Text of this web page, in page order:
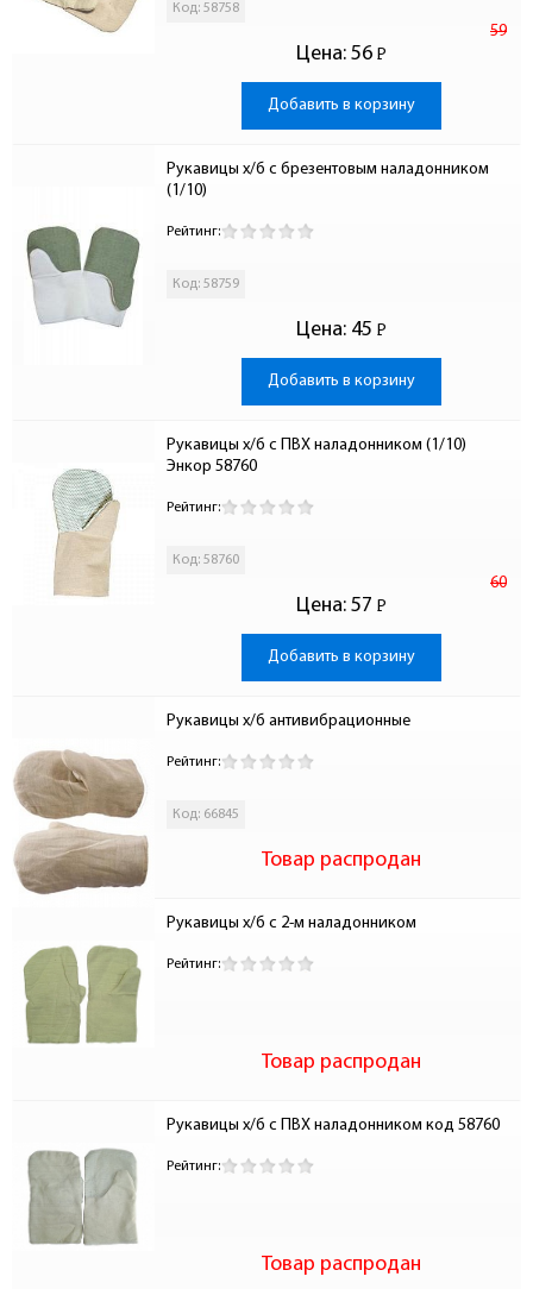
Код: 58758
Цена:
59
56 Р
-
Добавить в корзину
Рукавицы х/б с брезентовым наладонником
(1/10)
Рейтинг:
Код: 58759
Цена: 45 Р
-
Добавить в корзину
Рукавицы х/б с ПВХ наладонником (1/10)
Энкор 58760
Рейтинг:
Код: 58760
Цена:
60
57 Р
-
Добавить в корзину
Рукавицы х/б антивибрационные
Рейтинг:
Код: 66845
Товар распродан
Рукавицы х/б с 2-м наладонником
Рейтинг:
Товар распродан
Рукавицы х/б с ПВХ наладонником код 58760
Рейтинг:
Товар распродан